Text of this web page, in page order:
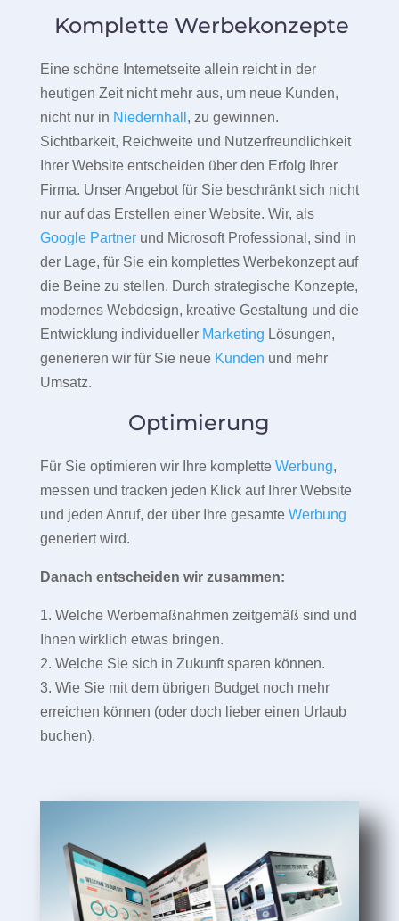
Komplette Werbekonzepte
Eine schöne Internetseite allein reicht in der
heutigen Zeit nicht mehr aus, um neue Kunden,
nicht nur in Niedernhall , zu gewinnen.
Sichtbarkeit, Reichweite und Nutzerfreundlichkeit
Ihrer Website entscheiden über den Erfolg Ihrer
Firma. Unser Angebot für Sie beschränkt sich nicht
nur auf das Erstellen einer Website. Wir, als
Google Partnerund Microsoft Professional, sind in
der Lage, für Sie ein komplettes Werbekonzept auf
die Beine zu stellen. Durch strategische Konzepte,
modernes Webdesign, kreative Gestaltung und die
Entwicklung individueller Marketing Lösungen,
generieren wir für Sie neue Kunden und mehr
Umsatz.
Optimierung
Für Sie optimieren wir Ihre komplette Werbung,
messen und tracken jeden Klick auf Ihrer Website
und jeden Anruf, der über Ihre gesamte Werbung
generiert wird.
Danach entscheiden wir zusammen:
1. Welche Werbemaßnahmen zeitgemäß sind und
Ihnen wirklich etwas bringen.
2. Welche Sie sich in Zukunft sparen können.
3. Wie Sie mit dem übrigen Budget noch mehr
erreichen können (oder doch lieber einen Urlaub
buchen).